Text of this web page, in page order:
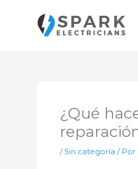
contenido
¿Qué
/Sin categoría / Por